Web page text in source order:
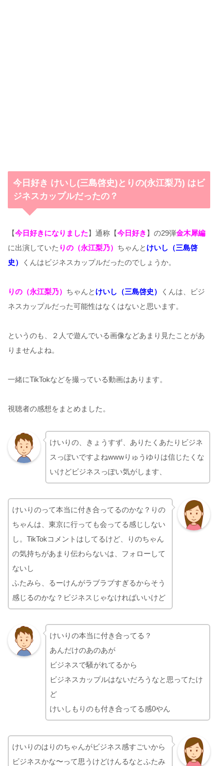
今日好き けいし(三島啓史)とりの(永江梨乃) はビ
ジネスカップルだったの？
【今日好きになりました】通称【今日好き 】の29弾金木犀編
に出演していた りの（永江梨乃） ちゃんと けいし（三島啓
史）
くんはビジネスカップルだったのでしょうか。
りの（永江梨乃） ちゃんと けいし（三島啓史）
くんは、ビジ
ネスカップルだった可能性はなくはないと思います。
というのも、２人で遊んでいる画像などあまり見たことがあ
りませんよね。
一緒にTikTokなどを撮っている動画はあります。
視聴者の感想をまとめました。
けいりの、きょうすず、ありたくあたりビジネ
スっぽいですよねwwwりゅうゆりは信じたくな
いけどビジネスっぽい気がします、
けいりのって本当に付き合ってるのかな？りの
ちゃんは、東京に行っても会ってる感じしない
し。TikTokコメントはしてるけど、りのちゃん
の気持ちがあまり伝わらないは、フォローして
ないし
ふたみら、るーけんがラブラブすぎるからそう
感じるのかな？ビジネスじゃなければいいけど
けいりの本当に付き合ってる？
あんだけのあのあが
ビジネスで騒がれてるから
ビジネスカップルはないだろうなと思ってたけ
ど
けいしもりのも付き合ってる感0やん
けいりのはりのちゃんがビジネス感すごいから
ビジネスかな〜って思うけどけんるなとふたみ